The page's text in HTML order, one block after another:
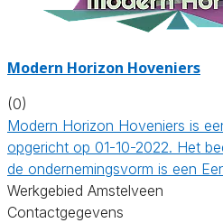
Modern Horizon Hoveniers
(0)
Modern Horizon Hoveniers is
opgericht op 01-10-2022. Het
de ondernemingsvorm is een
Werkgebied Amstelveen
Contactgegevens